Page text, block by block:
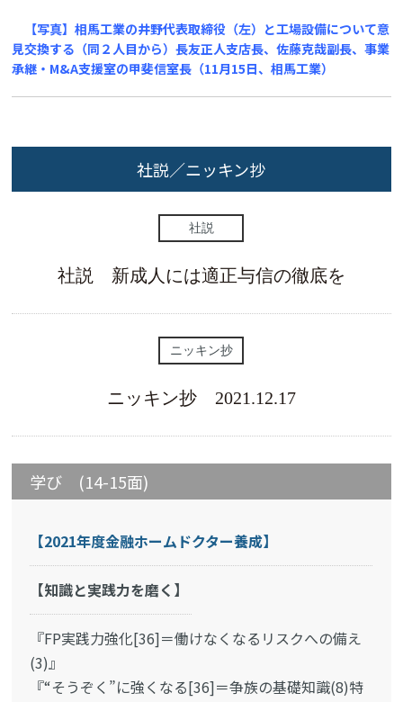
【写真】相馬工業の井野代表取締役（左）と工場設備について意
見交換する（同２人目から）長友正人支店長、佐藤克哉副長、事業
承継・M&A支援室の甲斐信室長（11月15日、相馬工業）
社説／ニッキン抄
社説
社説 新成人には適正与信の徹底を
ニッキン抄
ニッキン抄 2021.12.17
学び (14-15面)
【2021年度金融ホームドクター養成】
【知識と実践力を磨く】
『FP実践力強化[36]＝働けなくなるリスクへの備え
(3)』
『“そうぞく”に強くなる[36]＝争族の基礎知識(8)特